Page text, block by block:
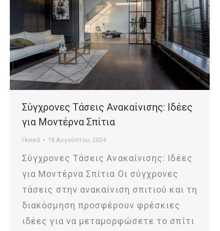
Σύγχρονες Τάσεις Ανακαίνισης: Ιδέες
για Μοντέρνα Σπίτια
Γενικά 18 Αυγούστου, 2024
Σύγχρονες Τάσεις Ανακαίνισης: Ιδέες
για Μοντέρνα Σπίτια Οι σύγχρονες
τάσεις στην ανακαίνιση σπιτιού και τη
διακόσμηση προσφέρουν φρέσκιες
ιδέες για να μεταμορφώσετε το σπίτι